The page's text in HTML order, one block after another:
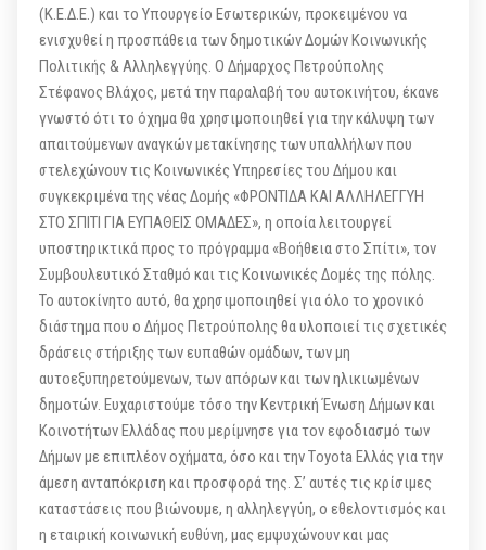
(Κ.Ε.Δ.Ε.) και το Υπουργείο Εσωτερικών, προκειμένου να
ενισχυθεί η προσπάθεια των δημοτικών Δομών Κοινωνικής
Πολιτικής & Αλληλεγγύης. Ο Δήμαρχος Πετρούπολης
Στέφανος Βλάχος, μετά την παραλαβή του αυτοκινήτου, έκανε
γνωστό ότι το όχημα θα χρησιμοποιηθεί για την κάλυψη των
απαιτούμενων αναγκών μετακίνησης των υπαλλήλων που
στελεχώνουν τις Κοινωνικές Υπηρεσίες του Δήμου και
συγκεκριμένα της νέας Δομής «ΦΡΟΝΤΙΔΑ ΚΑΙ ΑΛΛΗΛΕΓΓΥΗ
ΣΤΟ ΣΠΙΤΙ ΓΙΑ ΕΥΠΑΘΕΙΣ ΟΜΑΔΕΣ», η οποία λειτουργεί
υποστηρικτικά προς το πρόγραμμα «Βοήθεια στο Σπίτι», τον
Συμβουλευτικό Σταθμό και τις Κοινωνικές Δομές της πόλης.
Το αυτοκίνητο αυτό, θα χρησιμοποιηθεί για όλο το χρονικό
διάστημα που ο Δήμος Πετρούπολης θα υλοποιεί τις σχετικές
δράσεις στήριξης των ευπαθών ομάδων, των μη
αυτοεξυπηρετούμενων, των απόρων και των ηλικιωμένων
δημοτών. Ευχαριστούμε τόσο την Κεντρική Ένωση Δήμων και
Κοινοτήτων Ελλάδας που μερίμνησε για τον εφοδιασμό των
Δήμων με επιπλέον οχήματα, όσο και την Τoyota Ελλάς για την
άμεση ανταπόκριση και προσφορά της. Σ’ αυτές τις κρίσιμες
καταστάσεις που βιώνουμε, η αλληλεγγύη, ο εθελοντισμός και
η εταιρική κοινωνική ευθύνη, μας εμψυχώνουν και μας